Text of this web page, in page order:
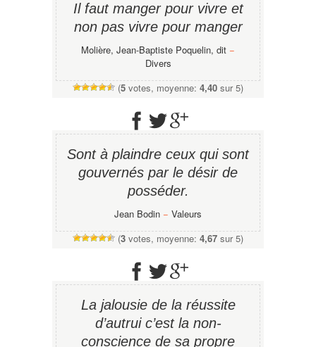
Il faut manger pour vivre et
non pas vivre pour manger
Molière, Jean-Baptiste Poquelin, dit −
Divers
(5 votes, moyenne: 4,40 sur 5)
Sont à plaindre ceux qui sont
gouvernés par le désir de
posséder.
Jean Bodin − Valeurs
(3 votes, moyenne: 4,67 sur 5)
La jalousie de la réussite
d’autrui c’est la non-
conscience de sa propre